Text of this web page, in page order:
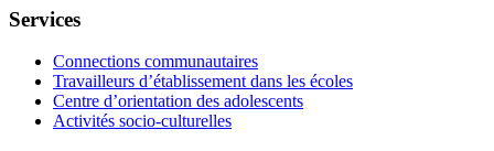
Services
Connections communautaires
Travailleurs d’établissement dans les écoles
Centre d’orientation des adolescents
Activités socio-culturelles